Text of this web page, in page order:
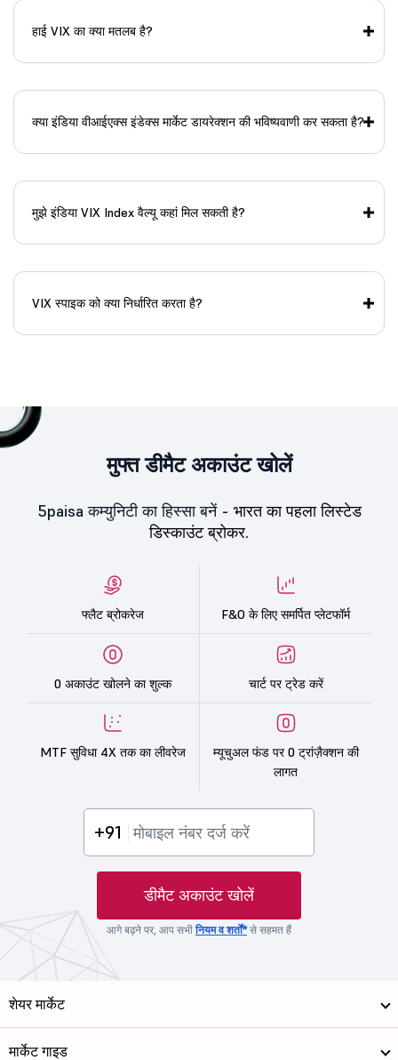
हाई VIX का क्या मतलब है?
क्या इंडिया वीआईएक्स इंडेक्स मार्केट डायरेक्शन की भविष्यवाणी कर सकता है?
मुझे इंडिया VIX Index वैल्यू कहां मिल सकती है?
VIX स्पाइक को क्या निर्धारित करता है?
मुफ्त डीमैट अकाउंट खोलें
5paisa कम्युनिटी का हिस्सा बनें - भारत का पहला लिस्टेड
डिस्काउंट ब्रोकर.
फ्लैट ब्रोकरेज F&O के लिए समर्पित प्लेटफॉर्म
0 अकाउंट खोलने का शुल्क चार्ट पर ट्रेड करें
MTF सुविधा 4X तक का लीवरेज
म्यूचुअल फंड पर 0 ट्रांज़ैक्शन की
लागत
+91
डीमैट अकाउंट खोलें
आगे बढ़ने पर, आप सभीनियम व शर्तों*से सहमत हैं
शेयर मार्केट
मार्केट गाइड